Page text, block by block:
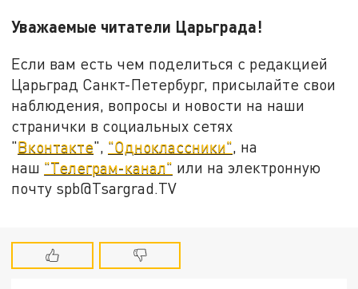
Уважаемые читатели Царьграда!
Если вам есть чем поделиться с редакцией
Царьград Санкт-Петербург, присылайте свои
наблюдения, вопросы и новости на наши
странички в социальных сетях
"Вконтакте", "Одноклассники" , на
наш "Телеграм-канал" или на электронную
почту spb@Tsargrad.TV